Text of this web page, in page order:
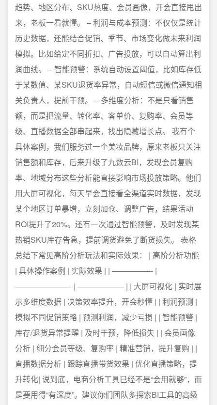
趋势、地区分布、SKU热度、会员画像，开会直接甩出
来，老板一看就懂。 – 利润与成本预测：不仅仅是统计
历史数据，还能结合促销、季节、市场变化做未来利润
模拟。比如给定不同折扣、广告投放，可以自动算出利
润曲线。 – 智能预警：系统自动设置阈值，比如库存低
于某数值、某SKU退货率异常，自动短信或微信通知相
关负责人，提前干预。 – 多维度分析：不是只看销售
额，而是把流量、转化率、客单价、复购率、会员等
级、直播数据全部串起来，找出隐藏增长点。 我有个
具体案例，我们服务过一个美妆品牌，原来老板只关注
销售额和库存，后来升级了九数云BI，发现会员复购
率、地域分布这些分析能直接影响市场投放策略。他们
用大屏可视化，每天早会直接看全渠道实时数据，发现
某个地区订单暴增，立刻加仓、调整广告，结果活动
ROI提升了20%。还有一次通过智能预警，及时发现某
热销SKU库存告急，提前调货避免了断货损失。 表格
总结下常见高阶分析玩法和实际效果： | 高阶分析功能
| 具体操作案例 | 实际效果 | | —————- |
———————- | —————— | | 大屏可视化 | 实时展
示多维度数据 | 决策效率提升，开会秒懂 | | 利润预测 |
模拟不同促销策略 | 预测利润，减少亏损 | | 智能预警 |
库存/退货异常提醒 | 及时干预，降低损失 | | 会员画像
分析 | 细分会员等级、复购率 | 精准营销，提升复购 | |
直播数据分析 | 跟踪直播带货效果 | 优化直播策略，提
升转化| 说到底，电商分析工具已经不是“会用就够”，而
是要用得“有深度”。建议你们团队多探索BI工具的高级